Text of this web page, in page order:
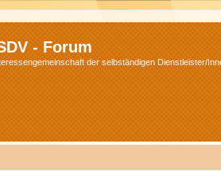
- Forum
der selbständigen Dienstleister/